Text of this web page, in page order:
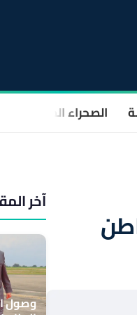
الصحراء المغربية
آخر
وصول